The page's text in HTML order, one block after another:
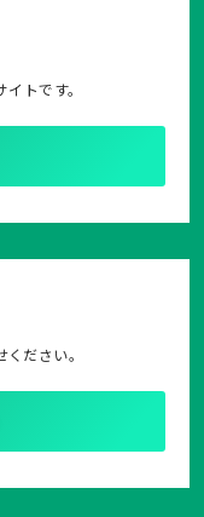
トです。
ださい。